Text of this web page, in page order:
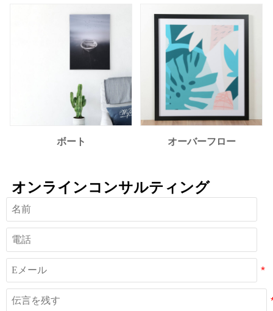
ボート オーバーフロー
オンラインコンサルティング